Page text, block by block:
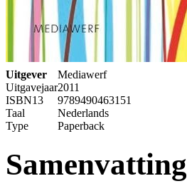
Uitgever
Mediawerf
Uitgavejaar2011
ISBN13
9789490463151
Taal
Nederlands
Type
Paperback
Samenvatting